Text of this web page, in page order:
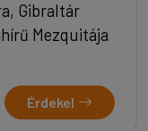
Gibraltár
Mezquitája
Érdekel